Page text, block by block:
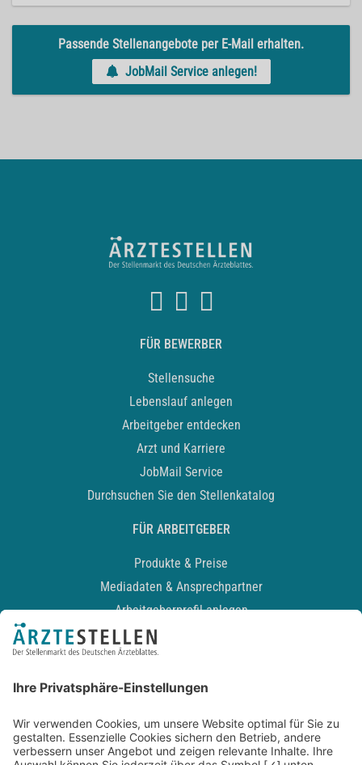
Passende Stellenangebote per E-Mail erhalten.
JobMail Service anlegen!
FÜR BEWERBER
Stellensuche
Lebenslauf anlegen
Arbeitgeber entdecken
Arzt und Karriere
JobMail Service
Durchsuchen Sie den Stellenkatalog
FÜR ARBEITGEBER
Produkte & Preise
Mediadaten & Ansprechpartner
Arbeitgeberprofil anlegen
Recruiting-Podcast
Kontakt
Datenschutz